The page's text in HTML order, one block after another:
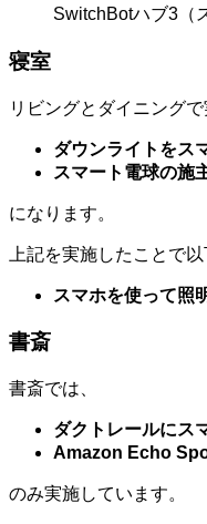
SwitchBotハブ3（
寝室
リビングとダイニングで
ダウンライトをス
スマート電球の施
になります。
上記を実施したことで
スマホを使って照
書斎
書斎では、
ダクトレールにス
Amazon Echo
のみ実施しています。